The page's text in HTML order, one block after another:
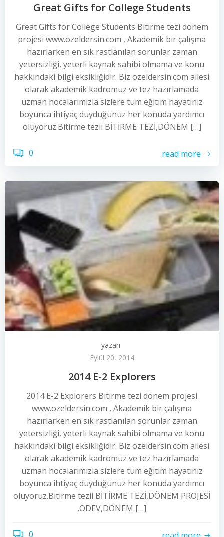
Great Gifts for College Students
Great Gifts for College Students Bitirme tezi dönem
projesi www.ozeldersin.com , Akademik bir çalışma
hazırlarken en sık rastlanılan sorunlar zaman
yetersizliği, yeterli kaynak sahibi olmama ve konu
hakkındaki bilgi eksikliğidir. Biz ozeldersin.com ailesi
olarak akademik kadromuz ve tez hazırlamada
uzman hocalarımızla sizlere tüm eğitim hayatınız
boyunca ihtiyaç duyduğunuz her konuda yardımcı
oluyoruz.Bitirme tezii BİTİRME TEZİ,DÖNEM […]
0 read more
yazarı
Eylül 20, 2014
2014 E-2 Explorers
2014 E-2 Explorers Bitirme tezi dönem projesi
www.ozeldersin.com , Akademik bir çalışma
hazırlarken en sık rastlanılan sorunlar zaman
yetersizliği, yeterli kaynak sahibi olmama ve konu
hakkındaki bilgi eksikliğidir. Biz ozeldersin.com ailesi
olarak akademik kadromuz ve tez hazırlamada
uzman hocalarımızla sizlere tüm eğitim hayatınız
boyunca ihtiyaç duyduğunuz her konuda yardımcı
oluyoruz.Bitirme tezii BİTİRME TEZİ,DÖNEM PROJESİ
,ÖDEV,DÖNEM […]
0